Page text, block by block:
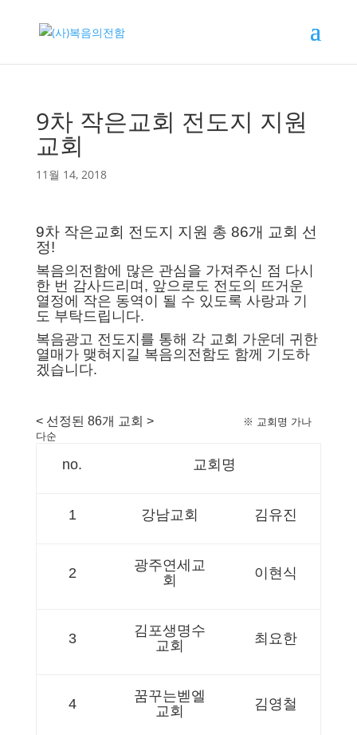
9차 작은교회 전도지 지원
교회
11월 14, 2018
9차 작은교회 전도지 지원 총 86개 교회 선
정!
복음의전함에 많은 관심을 가져주신 점 다시
한 번 감사드리며, 앞으로도 전도의 뜨거운
열정에 작은 동역이 될 수 있도록 사랑과 기
도 부탁드립니다.
복음광고 전도지를 통해 각 교회 가운데 귀한
열매가 맺혀지길 복음의전함도 함께 기도하
겠습니다.
< 선정된 86개 교회 >
※ 교회명 가나
다순
no. 교회명
1 강남교회 김유진
2
광주연세교
회
이현식
3
김포생명수
교회
최요한
4
꿈꾸는벧엘
교회
김영철